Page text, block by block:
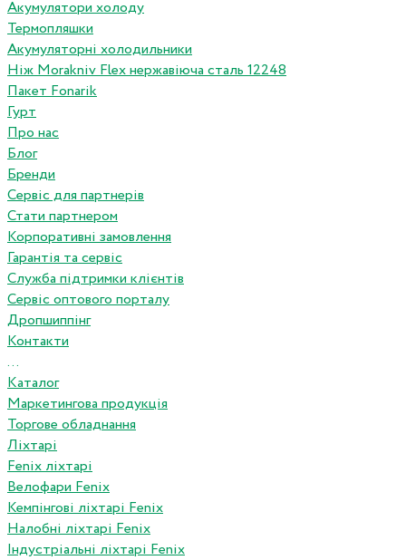
Акумулятори холоду
Термопляшки
Акумуляторні холодильники
Ніж Morakniv Flex нержавіюча сталь 12248
Пакет Fonarik
Гурт
Про нас
Блог
Бренди
Сервіс для партнерів
Стати партнером
Корпоративні замовлення
Гарантія та сервіс
Служба підтримки клієнтів
Сервіс оптового порталу
Дропшиппінг
Контакти
...
Каталог
Маркетингова продукція
Торгове обладнання
Ліхтарі
Fenix ліхтарі
Велофари Fenix
Кемпінгові ліхтарі Fenix
Налобні ліхтарі Fenix
Індустріальні ліхтарі Fenix